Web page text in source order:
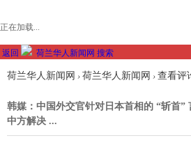
正在加载...
返回 荷兰华人新闻网 搜索
荷兰华人新闻网 › 荷兰华人新闻网 › 查看评
韩媒：中国外交官针对日本首相的 “斩首”
中方解决 ...